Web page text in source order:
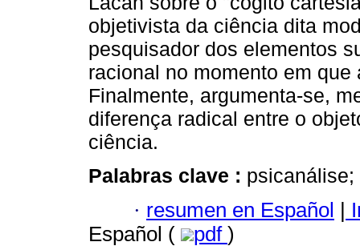
objetivista da ciência dita
pesquisador dos elementos
racional no momento em
Finalmente, argumenta-se,
diferença radical entre o
ciência.
Palabras clave :
· resumen en Español |
Español (
pdf )